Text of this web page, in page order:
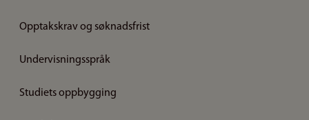
Opptakskrav og søknadsfrist
Undervisningsspråk
Studiets oppbygging